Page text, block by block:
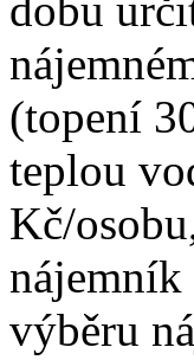
(topení
teplou
Kč/
nájemník
výběru